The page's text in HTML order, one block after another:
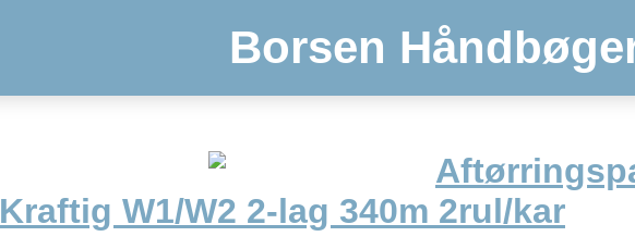
Borsen
Kraftig W1/W2 2-lag 340m 2rul/kar